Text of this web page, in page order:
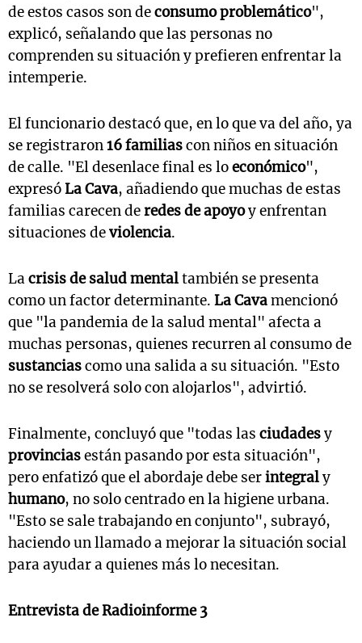
de estos casos son deconsumo problemático",
explicó, señalando que las personas no
comprenden su situación y prefieren enfrentar la
intemperie.
El funcionario destacó que, en lo que va del año, ya
se registraron16 familiascon niños en situación
de calle. "El desenlace final es loeconómico",
expresóLa Cava, añadiendo que muchas de estas
familias carecen deredes de apoyoy enfrentan
situaciones deviolencia.
Lacrisis de salud mentaltambién se presenta
como un factor determinante. La Cavamencionó
que "la pandemia de la salud mental" afecta a
muchas personas, quienes recurren al consumo de
sustanciascomo una salida a su situación. "Esto
no se resolverá solo con alojarlos", advirtió.
Finalmente, concluyó que "todas las ciudadesy
provinciasestán pasando por esta situación",
pero enfatizó que el abordaje debe serintegraly
humano, no solo centrado en la higiene urbana.
"Esto se sale trabajando en conjunto", subrayó,
haciendo un llamado a mejorar la situación social
para ayudar a quienes más lo necesitan.
Entrevista deRadioinforme 3